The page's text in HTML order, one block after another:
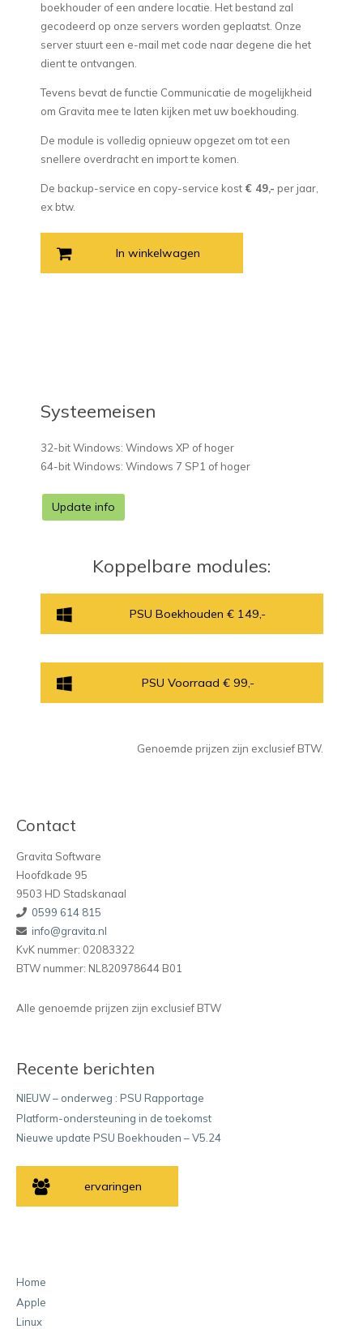
boekhouder of een andere locatie. Het bestand zal
gecodeerd op onze servers worden geplaatst. Onze
server stuurt een e-mail met code naar degene die het
dient te ontvangen.
Tevens bevat de functie Communicatie de mogelijkheid
om Gravita mee te laten kijken met uw boekhouding.
De module is volledig opnieuw opgezet om tot een
snellere overdracht en import te komen.
De backup-service en copy-service kost € 49,- per jaar,
ex btw.
In winkelwagen
Systeemeisen
32-bit Windows: Windows XP of hoger
64-bit Windows: Windows 7 SP1 of hoger
Update info
Koppelbare modules:
PSU Boekhouden € 149,-
PSU Voorraad € 99,-
Genoemde prijzen zijn exclusief BTW.
Contact
Gravita Software
Hoofdkade 95
9503 HD Stadskanaal
0599 614 815
info@gravita.nl
KvK nummer: 02083322
BTW nummer: NL820978644 B01
Alle genoemde prijzen zijn exclusief BTW
Recente berichten
NIEUW – onderweg : PSU Rapportage
Platform-ondersteuning in de toekomst
Nieuwe update PSU Boekhouden – V5.24
ervaringen
Home
Apple
Linux